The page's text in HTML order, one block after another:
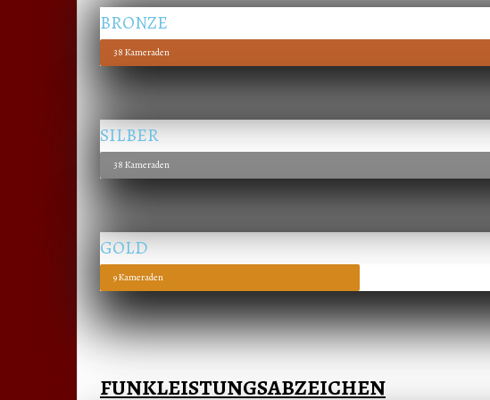
BRONZE
38 Kameraden
SILBER
38 Kameraden
GOLD
9 Kameraden
FUNKLEISTUNGSABZEICHEN